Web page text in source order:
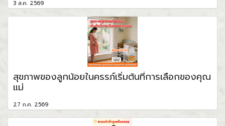
3 ส.ค. 2569
สุขภาพของลูกน้อยในครรภ์เริ่มต้นที่การเลือกของคุณ
แม่
27 ก.ค. 2569